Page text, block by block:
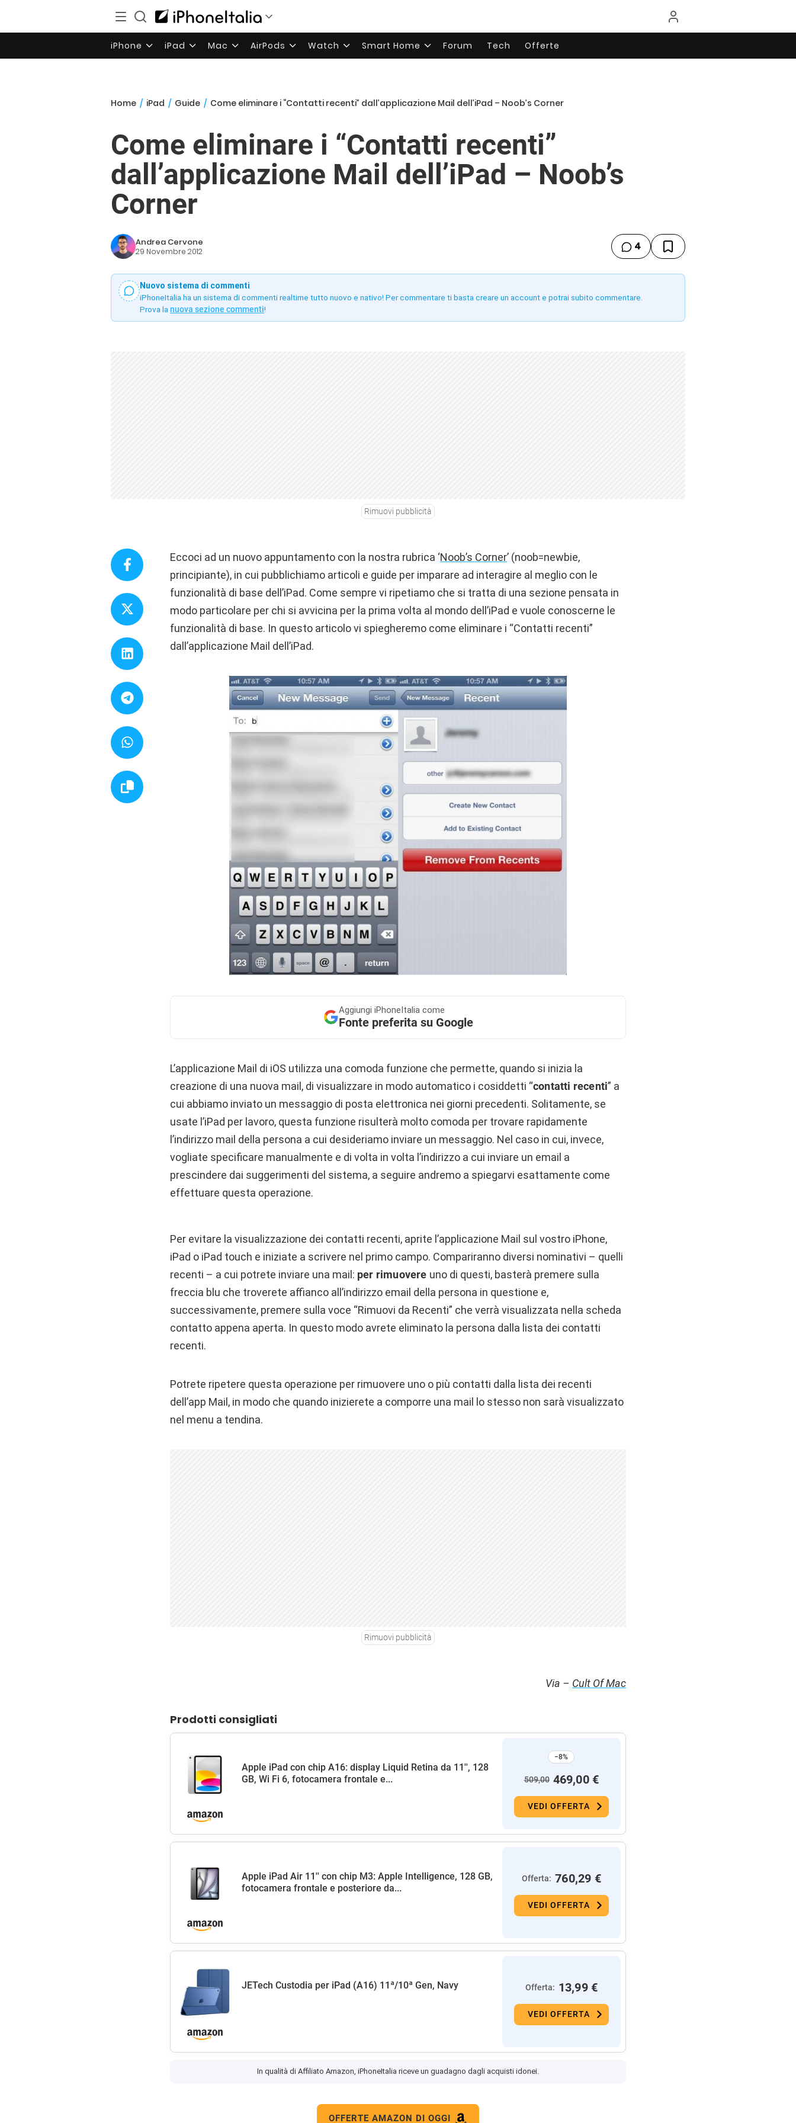
iPhone iPad Mac AirPods Watch Smart Home Forum Tech Offerte
Home / iPad / Guide / Come eliminare i “Contatti recenti” dall’applicazione Mail dell’iPad – Noob’s Corner
Come eliminare i “Contatti recenti”
dall’applicazione Mail dell’iPad – Noob’s
Corner
Andrea Cervone
29 Novembre 2012 4
Nuovo sistema di commenti
iPhoneItalia ha un sistema di commenti realtime tutto nuovo e nativo! Per commentare ti basta creare un account e potrai subito commentare.
Prova la nuova sezione commenti!
Rimuovi pubblicità
Eccoci ad un nuovo appuntamento con la nostra rubrica ‘Noob’s Corner’ (noob=newbie,
principiante), in cui pubblichiamo articoli e guide per imparare ad interagire al meglio con le
funzionalità di base dell’iPad. Come sempre vi ripetiamo che si tratta di una sezione pensata in
modo particolare per chi si avvicina per la prima volta al mondo dell’iPad e vuole conoscerne le
funzionalità di base. In questo articolo vi spiegheremo come eliminare i “Contatti recenti”
dall’applicazione Mail dell’iPad.
Aggiungi iPhoneItalia come
Fonte preferita su Google
L’applicazione Mail di iOS utilizza una comoda funzione che permette, quando si inizia la
creazione di una nuova mail, di visualizzare in modo automatico i cosiddetti “contatti recenti” a
cui abbiamo inviato un messaggio di posta elettronica nei giorni precedenti. Solitamente, se
usate l’iPad per lavoro, questa funzione risulterà molto comoda per trovare rapidamente
l’indirizzo mail della persona a cui desideriamo inviare un messaggio. Nel caso in cui, invece,
vogliate specificare manualmente e di volta in volta l’indirizzo a cui inviare un email a
prescindere dai suggerimenti del sistema, a seguire andremo a spiegarvi esattamente come
effettuare questa operazione.
Per evitare la visualizzazione dei contatti recenti, aprite l’applicazione Mail sul vostro iPhone,
iPad o iPad touch e iniziate a scrivere nel primo campo. Compariranno diversi nominativi – quelli
recenti – a cui potrete inviare una mail: per rimuovere uno di questi, basterà premere sulla
freccia blu che troverete affianco all’indirizzo email della persona in questione e,
successivamente, premere sulla voce “Rimuovi da Recenti” che verrà visualizzata nella scheda
contatto appena aperta. In questo modo avrete eliminato la persona dalla lista dei contatti
recenti.
Potrete ripetere questa operazione per rimuovere uno o più contatti dalla lista dei recenti
dell’app Mail, in modo che quando inizierete a comporre una mail lo stesso non sarà visualizzato
nel menu a tendina.
Rimuovi pubblicità
Via – Cult Of Mac
Prodotti consigliati
Apple iPad con chip A16: display Liquid Retina da 11'', 128
GB, Wi Fi 6, fotocamera frontale e...
−8%
509,00 469,00 €
VEDI OFFERTA
Apple iPad Air 11'' con chip M3: Apple Intelligence, 128 GB,
fotocamera frontale e posteriore da...
Offerta: 760,29 €
VEDI OFFERTA
JETech Custodia per iPad (A16) 11ª/10ª Gen, Navy Offerta: 13,99 €
VEDI OFFERTA
In qualità di Affiliato Amazon, iPhoneItalia riceve un guadagno dagli acquisti idonei.
OFFERTE AMAZON DI OGGI